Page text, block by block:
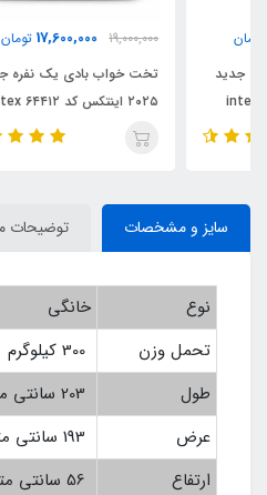
17,600,000
تومان
تخت خواب بادی یک نفره جدید
۲۰۲۵ اینتکس کد ۶۴۴۱۲ intex
سایز و مشخصات توضیحات
نوع
خانگی
تحمل وزن
طول
عرض
ارتفاع